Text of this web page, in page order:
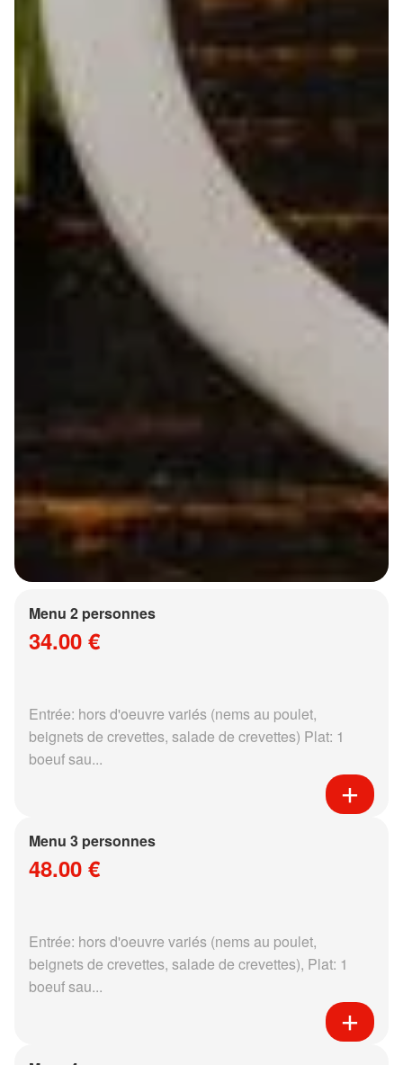
Menu 2 personnes
34.00 €
Entrée: hors d'oeuvre variés (nems au poulet,
beignets de crevettes, salade de crevettes) Plat: 1
boeuf sau...
Menu 3 personnes
48.00 €
Entrée: hors d'oeuvre variés (nems au poulet,
beignets de crevettes, salade de crevettes), Plat: 1
boeuf sau...